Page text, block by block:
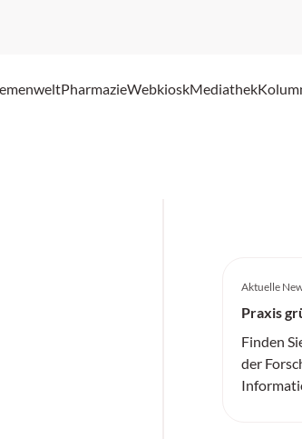
PharmazieWebkioskMediathek
Aktuelle
Praxis
Finden
der